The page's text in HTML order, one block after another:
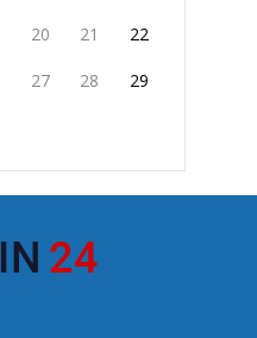
20 21 22
27 28 29